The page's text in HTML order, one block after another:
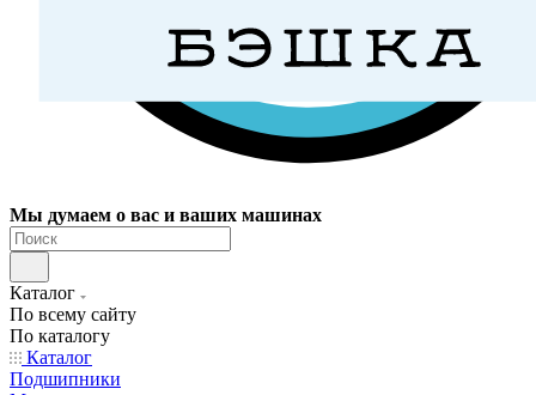
Мы думаем о вас и ваших машинах
Каталог
По всему сайту
По каталогу
Каталог
Подшипники